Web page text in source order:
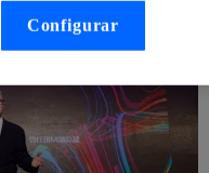
Configurar